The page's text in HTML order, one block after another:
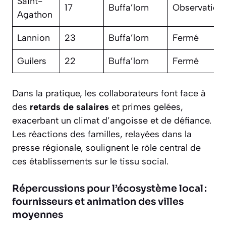
Agathon
17 Buffa’lorn Observation
Lannion 23 Buffa’lorn Fermé
Guilers 22 Buffa’lorn Fermé
Dans la pratique, les collaborateurs font face à
des retards de salaires et primes gelées,
exacerbant un climat d’angoisse et de défiance.
Les réactions des familles, relayées dans la
presse régionale, soulignent le rôle central de
ces établissements sur le tissu social.
Répercussions pour l’écosystème local :
fournisseurs et animation des villes
moyennes